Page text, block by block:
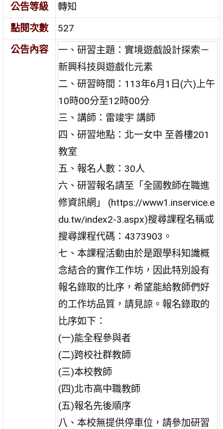
公告等級
轉知
點閱次數
527
公告內容
一、研習主題：實境遊戲設計探索－
新興科技與遊戲化元素
二、研習時間：113年6月1日(六)上午
10時00分至12時00分
三、講師：雷竣宇 講師
四、研習地點：北一女中 至善樓201
教室
五、報名人數：30人
六、研習報名請至「全國教師在職進
修資訊網」 (https://www1.inservice.e
du.tw/index2-3.aspx)搜尋課程名稱或
搜尋課程代碼：4373903。
七、本課程活動由於是跟學科知識概
念結合的實作工作坊，因此特別設有
報名錄取的比序，希望能給教師們好
的工作坊品質，請見諒。報名錄取的
比序如下：
(一)能全程參與者
(二)跨校社群教師
(三)本校教師
(四)北市高中職教師
(五)報名先後順序
八、本校無提供停車位，請參加研習